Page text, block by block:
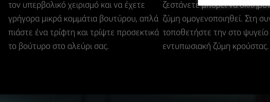
τον υπερβολικό χειρισμό και να έχετε
γρήγορα μικρά κομμάτια βουτύρου, απλά
πιάστε ένα τρίφτη και τρίψτε προσεκτικά
το βούτυρο στο αλεύρι σας.
ζεστάνετε μπορεί να
ζύμη ομογενοποιηθεί. Στη
τοποθετήστε την στο ψυγείο
εντυπωσιακή ζύμη κρούστας.